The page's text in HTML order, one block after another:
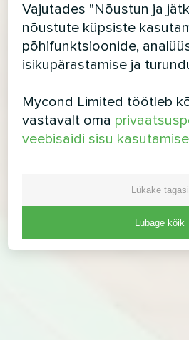
Vajutades "Nõustun ja
nõustute küpsiste
põhifunktsioonide,
isikupärastamise ja
Mycond Limited töötleb
vastavalt oma
veebisaidi sisu
Lükake tagasi
Lubage kõik